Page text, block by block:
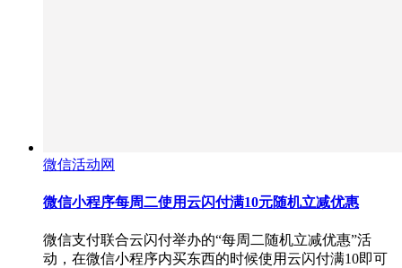
微信活动网
微信小程序每周二使用云闪付满10元随机立减优惠
微信支付联合云闪付举办的“每周二随机立减优惠”活
动，在微信小程序内买东西的时候使用云闪付满10即可